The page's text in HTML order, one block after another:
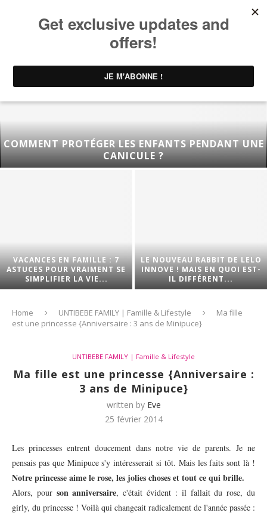
COMMENT PROTÉGER LES ENFANTS PENDANT UNE
CANICULE ?
VACANCES EN FAMILLE : 7
ASTUCES POUR VRAIMENT SE
SIMPLIFIER LA VIE...
LE NOUVEAU RABBIT DE LELO
INNOVE ! MAIS EN QUOI EST-
IL DIFFÉRENT...
Home UNTIBEBE FAMILY | Famille & Lifestyle
Ma fille
est une princesse {Anniversaire : 3 ans de Minipuce}
UNTIBEBE FAMILY | Famille & Lifestyle
Ma fille est une princesse {Anniversaire :
3 ans de Minipuce}
written by Eve
25 février 2014
Les princesses entrent doucement dans notre vie de parents. Je ne
pensais pas que Minipuce s'y intéresserait si tôt. Mais les faits sont là !
Notre princesse aime le rose, les jolies choses et tout ce qui brille.
Alors, pourson anniversaire, c'était évident : il fallait du rose, du
girly, du princesse ! Voilà qui changeait radicalement de l'année passée :